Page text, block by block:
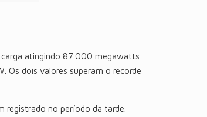
carga atingindo 87.000 megawatts
Os dois valores superam o recorde
registrado no período da tarde.